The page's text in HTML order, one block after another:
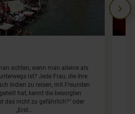
achten, wenn man alleine als
ist? Jede Frau, die ihre
Indien zu reisen, mit Freunden
hat, kennt die besorgten
das nicht zu gefährlich?“ oder
„Erst…